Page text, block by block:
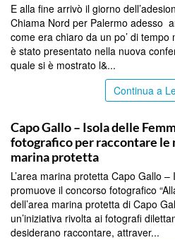
E alla fine arrivò il giorno
Chiama Nord per Palermo adesso
come era chiaro da un po’ di
è stato presentato nella nuova
quale si è mostrato l&...
Continua a
Capo Gallo – Isola delle
fotografico per raccontare le
marina protetta
L’area marina protetta Capo Gallo
promuove il concorso fotografico
dell’area marina protetta di Capo
un’iniziativa rivolta ai fotografi
desiderano raccontare, attraver...